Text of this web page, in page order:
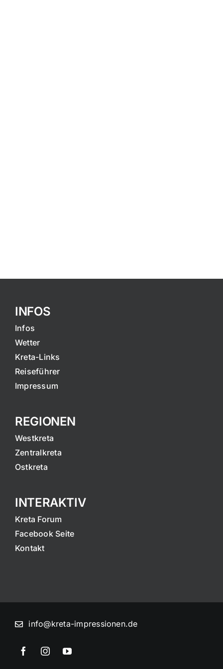
INFOS
Infos
Wetter
Kreta-Links
Reiseführer
Impressum
REGIONEN
Westkreta
Zentralkreta
Ostkreta
INTERAKTIV
Kreta Forum
Facebook Seite
Kontakt
info@kreta-impressionen.de